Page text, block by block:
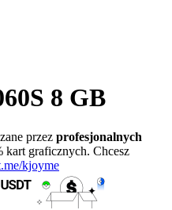
8 GB
przez profesjonalnych
kart graficznych. Chcesz
kjoyme